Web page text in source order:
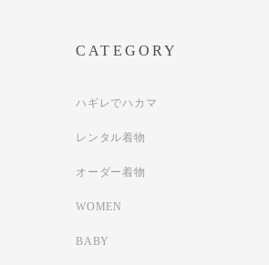
CATEGORY
ハギレでハカマ
レンタル着物
オーダー着物
WOMEN
BABY